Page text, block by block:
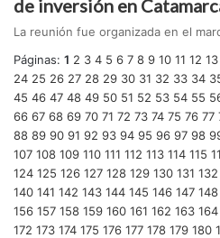
de inversión en
La reunión fue organizada en el
Páginas: 1 2 3 4 5 6 7 8 9 10 11 12 13
24 25 26 27 28 29 30 31 32 33 34
45 46 47 48 49 50 51 52 53 54 55
66 67 68 69 70 71 72 73 74 75 76 77
88 89 90 91 92 93 94 95 96 97 98
107 108 109 110 111 112 113 114 115
124 125 126 127 128 129 130 131 132
140 141 142 143 144 145 146 147 148
156 157 158 159 160 161 162 163 164
172 173 174 175 176 177 178 179 180